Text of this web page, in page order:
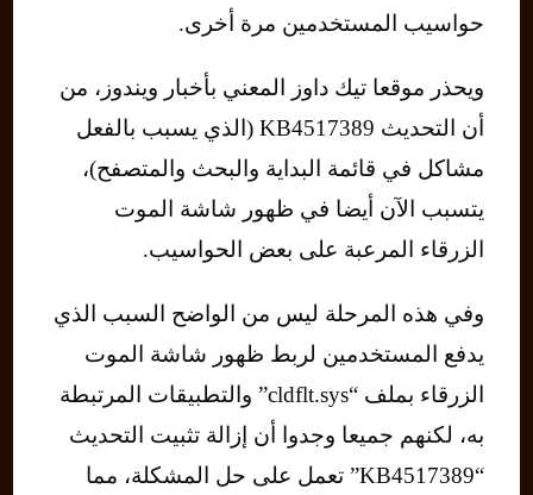
حواسيب المستخدمين مرة أخرى.
ويحذر موقعا تيك داوز المعني بأخبار ويندوز، من
أن التحديث KB4517389 (الذي يسبب بالفعل
مشاكل في قائمة البداية والبحث والمتصفح)،
يتسبب الآن أيضا في ظهور شاشة الموت
الزرقاء المرعبة على بعض الحواسيب.
وفي هذه المرحلة ليس من الواضح السبب الذي
يدفع المستخدمين لربط ظهور شاشة الموت
الزرقاء بملف “cldflt.sys” والتطبيقات المرتبطة
به، لكنهم جميعا وجدوا أن إزالة تثبيت التحديث
“KB4517389” تعمل على حل المشكلة، مما